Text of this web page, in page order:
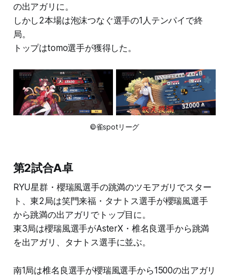
の出アガリに。
しかし2本場は泡沫つなぐ選手の1人テンパイで終
局。
トップはtomo選手が獲得した。
©雀spotリーグ
第2試合A卓
RYU星群・櫻瑞風選手の跳満のツモアガリでスター
ト、東2局は笑門来福・タナトス選手が櫻瑞風選手
から跳満の出アガリでトップ目に。
東3局は櫻瑞風選手がAsterX・椎名良選手から跳満
を出アガリ、タナトス選手に並ぶ。
南1局は椎名良選手が櫻瑞風選手から1500の出アガリ